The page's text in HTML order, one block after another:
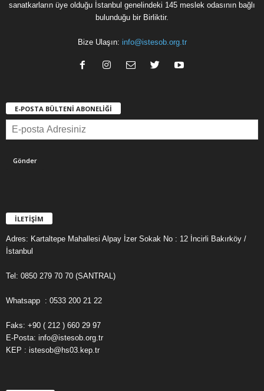
sanatkarların üye olduğu İstanbul genelindeki 145 meslek odasının bağlı
bulunduğu bir Birliktir.
Bize Ulaşın: info@istesob.org.tr
E-POSTA BÜLTENİ ABONELİĞİ
İLETİŞİM
Adres: Kartaltepe Mahallesi Alpay İzer Sokak No : 12 İncirli Bakırköy /
İstanbul
Tel: 0850 279 70 70 (SANTRAL)
Whatsapp : 0533 200 21 22
Faks: +90 ( 212 ) 660 29 97
E-Posta: info@istesob.org.tr
KEP : istesob@hs03.kep.tr